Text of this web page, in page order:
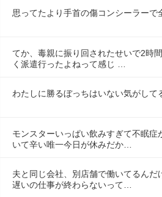
思ってたより手首の傷コンシーラーで
てか、毒親に振り回されたせいで2時
く派遣行ったよねって感じ …
わたしに勝るぼっちはいない気がして
モンスターいっぱい飲みすぎて不眠症
いて辛い唯一今日が休みだか…
夫と同じ会社、別店舗で働いてるんだ
遅いの仕事が終わらないって…